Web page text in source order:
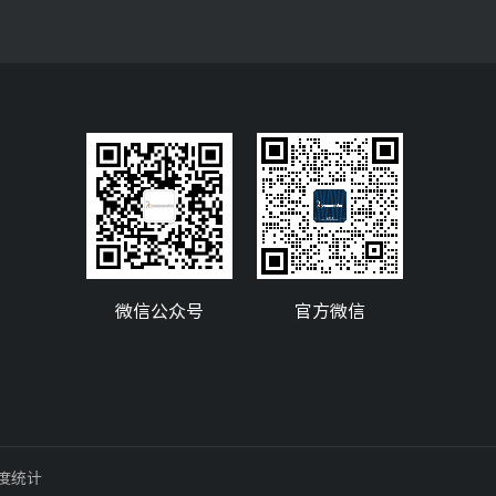
微信公众号 官方微信
统计